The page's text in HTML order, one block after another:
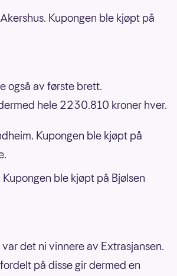
Kupongen ble kjøpt på
også av første brett.
hele 2230.810 kroner hver.
Kupongen ble kjøpt på
ble kjøpt på Bjølsen
det ni vinnere av Extrasjansen.
på disse gir dermed en